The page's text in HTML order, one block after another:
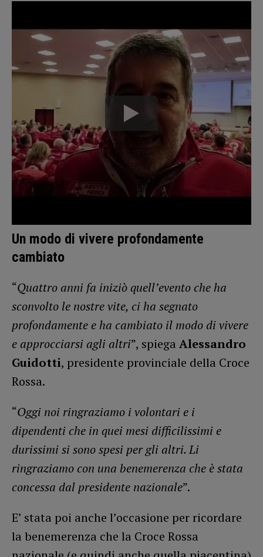
Un modo di vivere profondamente
cambiato
“Quattro anni fa iniziò quell’evento che ha
sconvolto le nostre vite, ci ha segnato
profondamente e ha cambiato il modo di vivere
e approcciarsi agli altri”, spiega Alessandro
Guidotti, presidente provinciale della Croce
Rossa.
“Oggi noi ringraziamo i volontari e i
dipendenti che in quei mesi difficilissimi e
durissimi si sono spesi per gli altri. Li
ringraziamo con una benemerenza che è stata
concessa dal presidente nazionale”.
E’ stata poi anche l’occasione per ricordare
la benemerenza che la Croce Rossa